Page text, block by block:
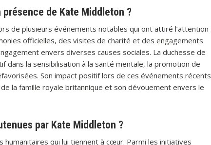
de Kate Middleton ?
de plusieurs événements notables qui ont attiré l’attention
officielles, des visites de charité et des engagements
envers diverses causes sociales. La duchesse de
dans la sensibilisation à la santé mentale, la promotion de
Son impact positif lors de ces événements récents
la famille royale britannique et son dévouement envers le
par Kate Middleton ?
qui lui tiennent à cœur. Parmi les initiatives